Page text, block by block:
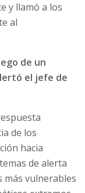
y llamó a los
al
de un
el jefe de
de los
hacia
de alerta
vulnerables